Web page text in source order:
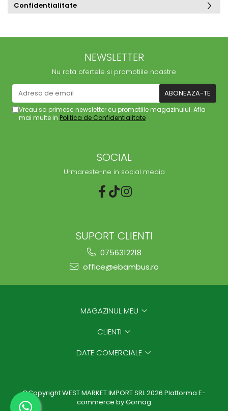
Confidentialitate
NEWSLETTER
Nu rata ofertele si promotiile noastre
Vreau sa primesc newsletter cu promotiile magazinului. Afla
mai multe in Politica de Confidentialitate
SOCIAL
Urmareste-ne in social media
SUPORT CLIENTI
0756312218
office@ebambus.ro
MAGAZINUL MEU
CLIENTI
DATE COMERCIALE
©Copyright WEST MARKET IMPORT SRL 2026 Platforma E-
commerce by Gomag